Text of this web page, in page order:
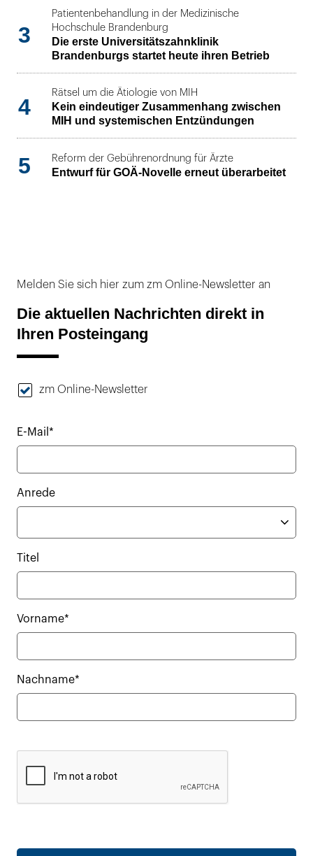
3
Patientenbehandlung in der Medizinische
Hochschule Brandenburg
Die erste Universitätszahnklinik
Brandenburgs startet heute ihren Betrieb
4
Rätsel um die Ätiologie von MIH
Kein eindeutiger Zusammenhang zwischen
MIH und systemischen Entzündungen
5 Reform der Gebührenordnung für Ärzte
Entwurf für GOÄ-Novelle erneut überarbeitet
Melden Sie sich hier zum zm Online-Newsletter an
Die aktuellen Nachrichten direkt in
Ihren Posteingang
zm Online-Newsletter
E-Mail*
Anrede
Titel
Vorname*
Nachname*